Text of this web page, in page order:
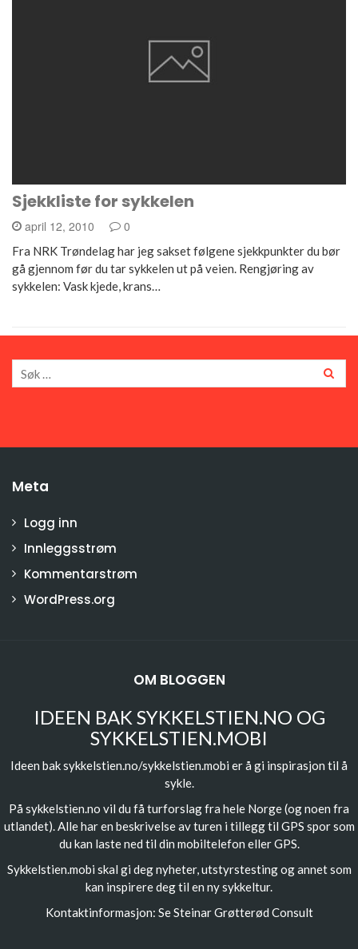
Sjekkliste for sykkelen
april 12, 2010 0
Fra NRK Trøndelag har jeg sakset følgene sjekkpunkter du bør
gå gjennom før du tar sykkelen ut på veien. Rengjøring av
sykkelen: Vask kjede, krans…
Meta
Logg inn
Innleggsstrøm
Kommentarstrøm
WordPress.org
OM BLOGGEN
IDEEN BAK SYKKELSTIEN.NO OG
SYKKELSTIEN.MOBI
Ideen bak sykkelstien.no/sykkelstien.mobi er å gi inspirasjon til å
sykle.
På sykkelstien.no vil du få turforslag fra hele Norge (og noen fra
utlandet). Alle har en beskrivelse av turen i tillegg til GPS spor som
du kan laste ned til din mobiltelefon eller GPS.
Sykkelstien.mobi skal gi deg nyheter, utstyrstesting og annet som
kan inspirere deg til en ny sykkeltur.
Kontaktinformasjon: SeSteinar Grøtterød Consult